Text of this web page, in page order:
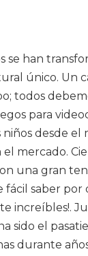
se han
único. Un
todos
para
niños desde
mercado.
una gran
saber por
increíbles!.
sido el
durante